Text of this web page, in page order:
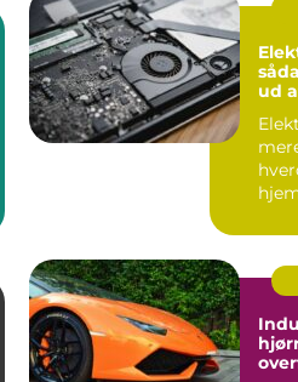
ud